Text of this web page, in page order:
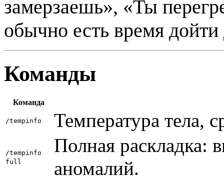
замерзаешь», «Ты
обычно есть время
Команды
Команда
/tempinfo Температура тела,
/tempinfo
full
Полная раскладка:
аномалий.